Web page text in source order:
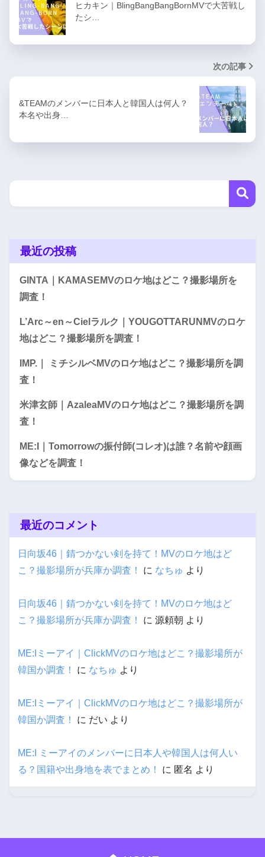
ヒカキン｜BlingBangBangBornMVで大苦戦し
たシ…
次の記事
&TEAMのメンバーに日本人と韓国人は何人？
本名や出身…
最近の投稿
GINTA｜KAMASEMVのロケ地はどこ？撮影場所を
調査！
L’Arc～en～Cielラルク｜YOUGOTTARUNMVのロケ
地はどこ？撮影場所を調査！
IMP.｜ ミチシルベMVのロケ地はどこ？撮影場所を調
査！
米津玄師｜AzaleaMVのロケ地はどこ？撮影場所を調
査！
ME:I｜Tomorrowの振付師(コレオ)は誰？名前や顔画
像などを調査！
最近のコメント
日向坂46｜錆つかない剣を持て！MVのロケ地はど
こ？撮影場所が兵庫か調査！
に なちゅ より
日向坂46｜錆つかない剣を持て！MVのロケ地はど
こ？撮影場所が兵庫か調査！
に 源頼朝 より
ME:Iミーアイ｜ClickMVのロケ地はどこ？撮影場所が
韓国か調査！
に なちゅ より
ME:Iミーアイ｜ClickMVのロケ地はどこ？撮影場所が
韓国か調査！
に だい より
ME:I ミーアイのメンバーに日本人や韓国人は何人い
る？国籍や出身地を表でまとめ！
に 匿名 より